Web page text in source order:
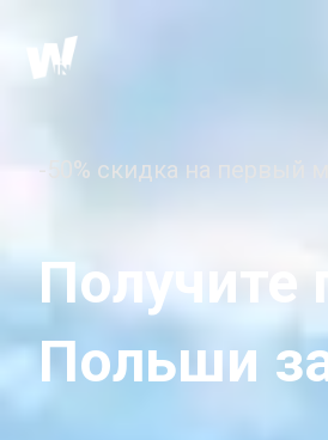
-50% скидка на первый
Получите
Польши